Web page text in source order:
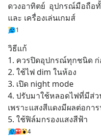
ดวงอาทิตย์  อุปกรณ์มือถือ
และ เครื่องเล่นเกมส์
1
วิธีแก้
1. ควรปิดอุปกรณ์ทุกชนิด
2. ใช้ไฟ dim ในห้อง
3. เปิด night mode
4. ปรับมาใช้หลอดไฟที่มีส่
เพราะแสงสีแดงมีผลต่อกา
5. ใช้ฟิล์มกรองแสงสีฟ้า
4